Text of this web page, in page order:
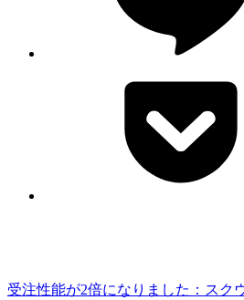
受注性能が2倍になりました：スク